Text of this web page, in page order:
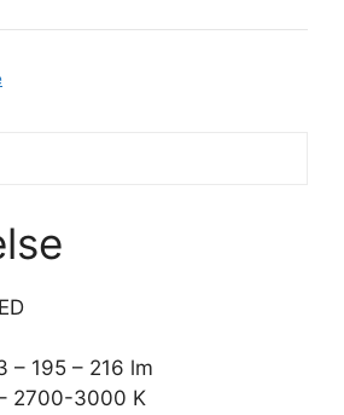
Mørkegrå
– 195 – 216 lm
2700-3000 K